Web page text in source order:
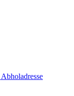
Abholadresse